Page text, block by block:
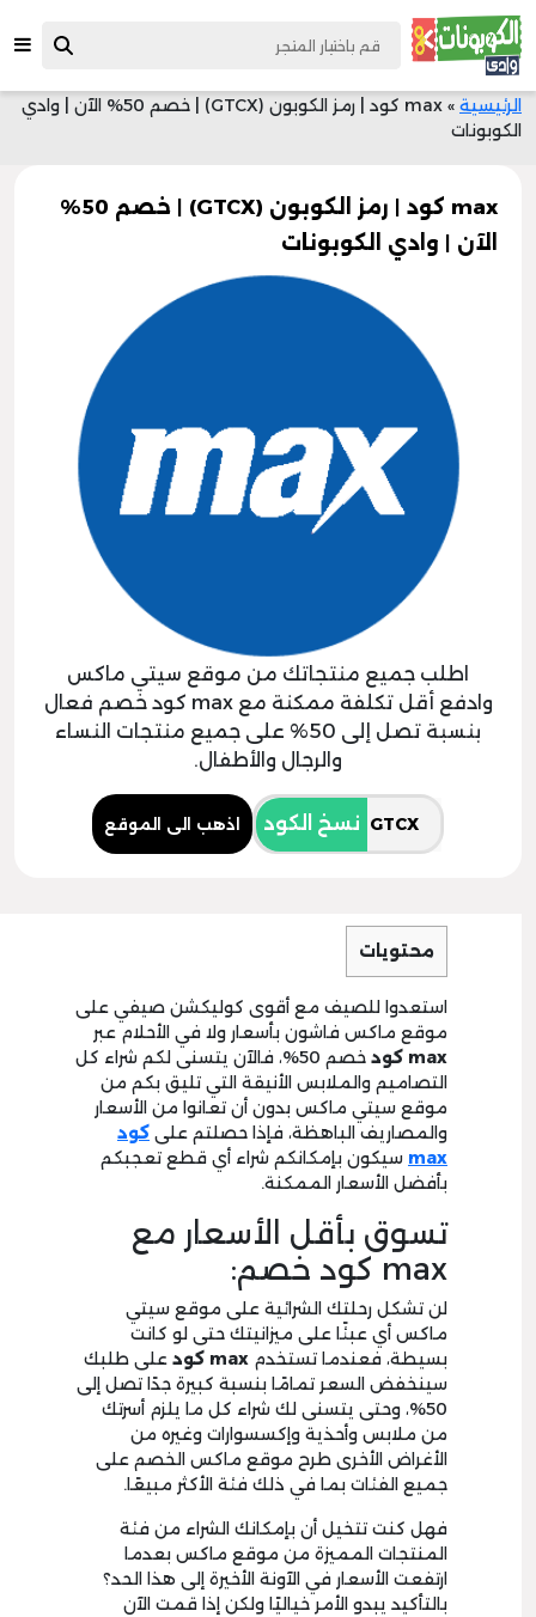
الرئيسية »
max كود | رمز الكوبون (GTCX) | خصم 50% الآن | وادي
الكوبونات
max كود | رمز الكوبون (GTCX) | خصم 50%
الآن | وادي الكوبونات
اطلب جميع منتجاتك من موقع سيتي ماكس
وادفع أقل تكلفة ممكنة مع max كود خصم فعال
بنسبة تصل إلى 50% على جميع منتجات النساء
والرجال والأطفال.
نسخ الكود اذهب الى الموقع
محتويات
استعدوا للصيف مع أقوى كوليكشن صيفي على
موقع ماكس فاشون بأسعار ولا في الأحلام عبر
max كود
خصم 50%، فالآن يتسنى لكم شراء كل
التصاميم والملابس الأنيقة التي تليق بكم من
موقع سيتي ماكس بدون أن تعانوا من الأسعار
والمصاريف الباهظة، فإذا حصلتم على كود
max سيكون بإمكانكم شراء أي قطع تعجبكم
بأفضل الأسعار الممكنة.
تسوق بأقل الأسعار مع
max كود خصم:
لن تشكل رحلتك الشرائية على موقع سيتي
ماكس أي عبئًا على ميزانيتك حتى لو كانت
بسيطة، فعندما تستخدم max كود على طلبك
سينخفض السعر تمامًا بنسبة كبيرة جدًا تصل إلى
50%، وحتى يتسنى لك شراء كل ما يلزم أسرتك
من ملابس وأحذية وإكسسوارات وغيره من
الأغراض الأخرى طرح موقع ماكس الخصم على
جميع الفئات بما في ذلك فئة الأكثر مبيعًا.
فهل كنت تتخيل أن بإمكانك الشراء من فئة
المنتجات المميزة من موقع ماكس بعدما
ارتفعت الأسعار في الآونة الأخيرة إلى هذا الحد؟
بالتأكيد يبدو الأمر خياليًا ولكن إذا قمت الآن